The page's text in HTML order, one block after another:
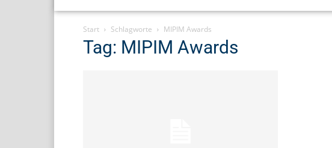
Start Schlagworte MIPIM Awards
Tag: MIPIM Awards